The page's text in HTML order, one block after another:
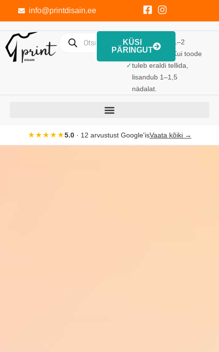
info@printdisain.ee
KÜSI
PÄRINGUT
✓
Trükk valmib 1–2
tööpäevaga. Kui toode
tuleb eraldi tellida,
lisandub 1–1,5
nädalat.
★★★★★5.0· 12 arvustust Google'isVaata kõiki →